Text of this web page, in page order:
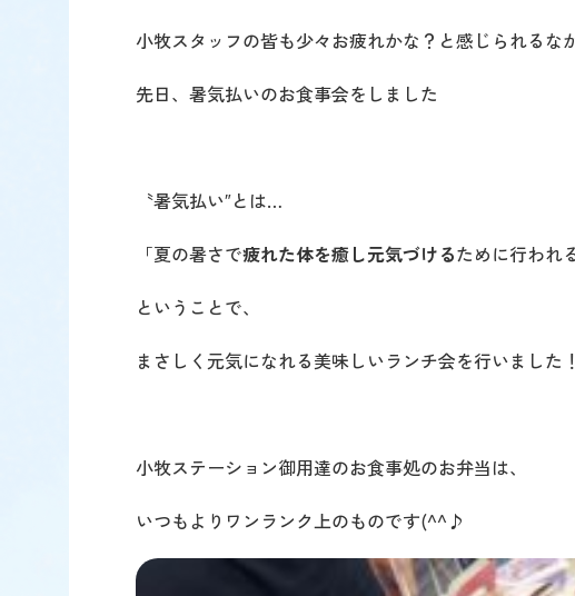
小牧スタッフの皆も少々お疲れかな？と感じられるな
先日、暑気払いのお食事会をしました
〝暑気払い″とは…
「夏の暑さで疲れた体を癒し元気づけるために行われ
ということで、
まさしく元気になれる美味しいランチ会を行いました！
小牧ステーション御用達のお食事処のお弁当は、
いつもよりワンランク上のものです(^^♪